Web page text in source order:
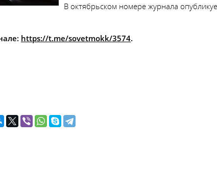
В октябрьском номере журнала
https://t.me/sovetmokk/3574.